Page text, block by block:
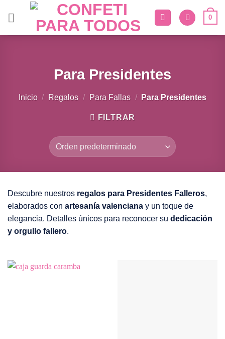
0
Para Presidentes
Inicio / Regalos / Para Fallas / Para Presidentes
FILTRAR
Descubre nuestros regalos para Presidentes Falleros,
elaborados con artesanía valenciana y un toque de
elegancia. Detalles únicos para reconocer su dedicación
y orgullo fallero.